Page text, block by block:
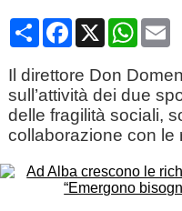
CondividiFacebook
X
Il direttore Don
sull’attività dei due
delle fragilità sociali,
collaborazione con le